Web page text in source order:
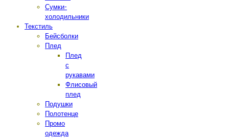
Сумки-
холодильники
Текстиль
Бейсболки
Плед
Плед
с
рукавами
Флисовый
плед
Подушки
Полотенце
Промо
одежда